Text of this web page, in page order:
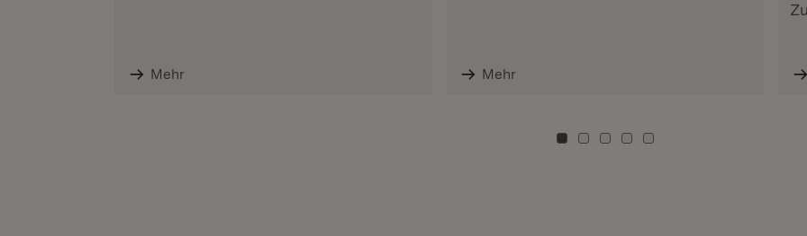
Mehr Mehr
Zu Kachel: 0
Zu Kachel: 3
Zu Kachel: 6
Zu Kachel: 9
Zu Kachel: 12